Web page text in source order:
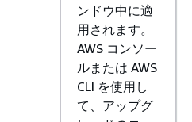
ンドウ中に適
用されます。
AWS コンソー
ルまたは AWS
CLI を使用し
て、アップグ